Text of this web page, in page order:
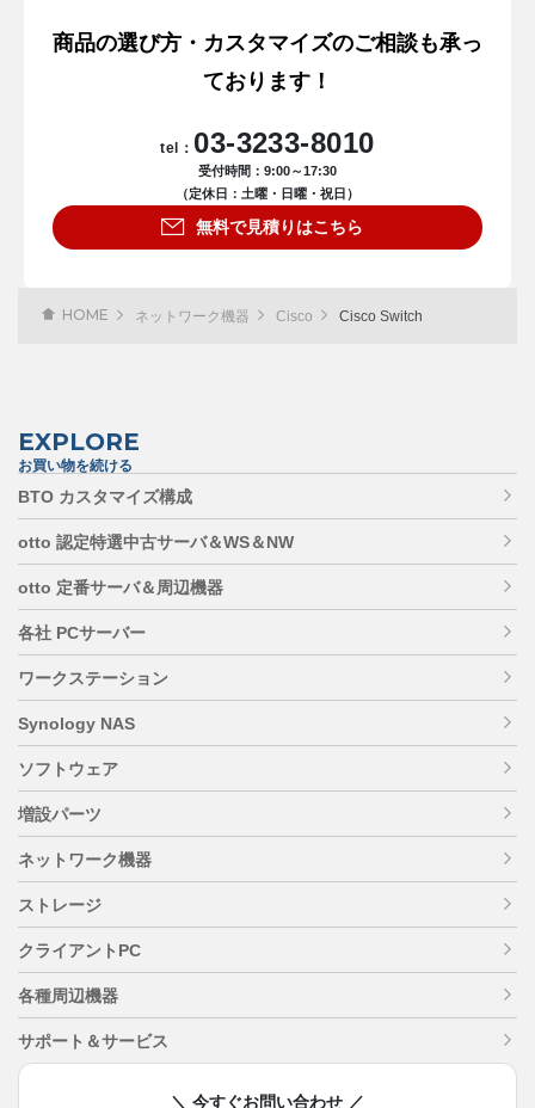
商品の選び方・カスタマイズのご相談も承っ
ております！
tel： 03-3233-8010
受付時間：9:00～17:30
（定休日：土曜・日曜・祝日）
無料で見積りはこちら
HOME ネットワーク機器 Cisco Cisco Switch
EXPLORE
お買い物を続ける
BTO カスタマイズ構成
otto 認定特選中古サーバ＆WS＆NW
otto 定番サーバ＆周辺機器
各社 PCサーバー
ワークステーション
Synology NAS
ソフトウェア
増設パーツ
ネットワーク機器
ストレージ
クライアントPC
各種周辺機器
サポート＆サービス
＼ 今すぐお問い合わせ ／